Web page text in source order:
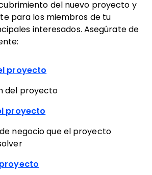
del nuevo proyecto y
para los miembros de tu
interesados. Asegúrate de
proyecto
del proyecto
proyecto
negocio que el proyecto